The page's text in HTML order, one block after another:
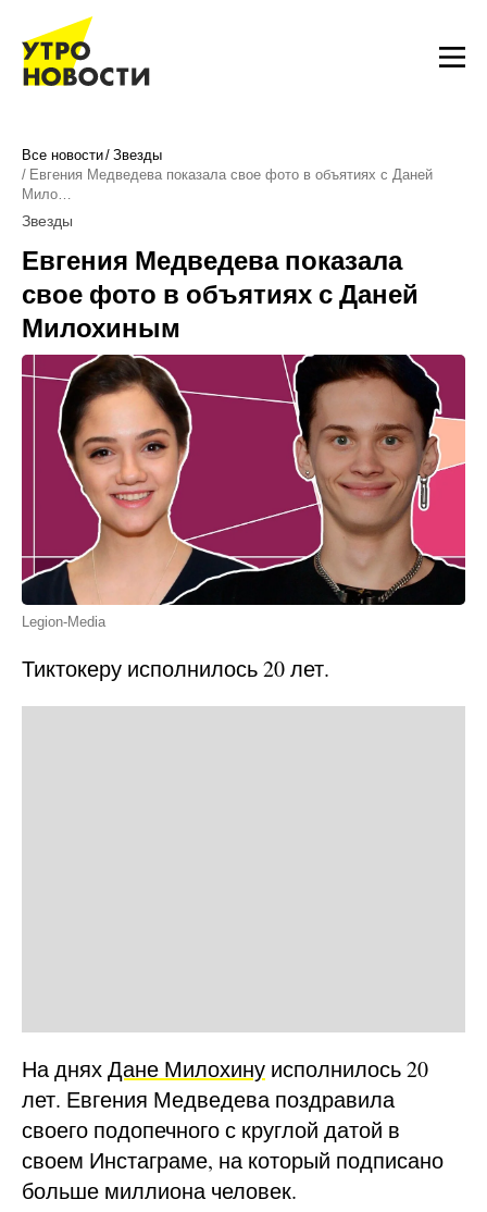
Все новости Звезды
Евгения Медведева показала свое фото в объятиях с Даней
Мило…
Звезды
Евгения Медведева показала
свое фото в объятиях с Даней
Милохиным
Legion-Media
Тиктокеру исполнилось 20 лет.
На дняхДане Милохину исполнилось 20
лет. Евгения Медведева поздравила
своего подопечного с круглой датой в
своем Инстаграме, на который подписано
больше миллиона человек.